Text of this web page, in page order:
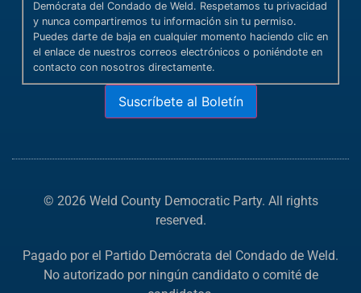
Demócrata del Condado de Weld. Respetamos tu privacidad
y nunca compartiremos tu información sin tu permiso.
Puedes darte de baja en cualquier momento haciendo clic en
el enlace de nuestros correos electrónicos o poniéndote en
contacto con nosotros directamente.
Suscríbete al Boletín
© 2026 Weld County Democratic Party. All rights
reserved.
Pagado por el Partido Demócrata del Condado de Weld.
No autorizado por ningún candidato o comité de